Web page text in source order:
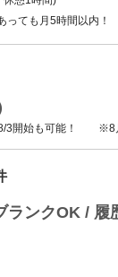
っても月5時間以内！
3開始も可能！ ※8
ランクOK / 履